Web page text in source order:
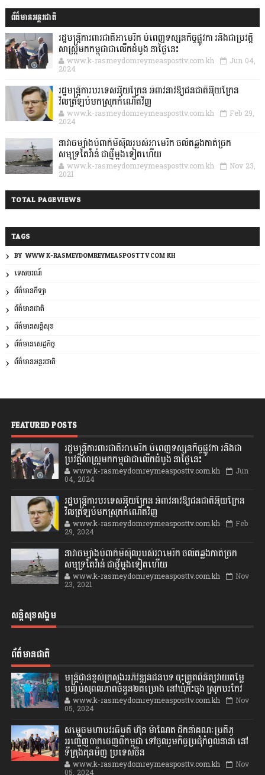
ព័ត៌មានអន្តរជាតិ
រដ្ឋមន្រ្តីការពារជាតិអាមេរិក បំពេញទស្សនកិច្ចផ្លូវកា រនិងជាប្រវត្តិ
សាស្រ្តមកកម្ពុជាជាលើកដំបូង នាថ្ងៃនេះ
www.k-rasmeydomreymeasposttv.com.kh Jun 04,
2024
រដ្ឋមន្ត្រីការបរទេសអ៊ុយក្រែន អំពាវនាវឱ្យជនជាតិអ៊ុយក្រែន
វិលត្រឡប់មកស្រុកកំណើតវិញ
www.k-rasmeydomreymeasposttv.com.kh Feb 29,
2024
នាវាចម្បាំងបំពាក់មីស៊ីលរបស់អាមេរិក ចល័តឆ្លងកាត់ច្រក
សមុទ្រតៃវ៉ាន់ ជាថ្មីម្តងទៀតហើយ
www.k-rasmeydomreymeasposttv.com.kh Nov 23,
2021
TOTAL PAGEVIEWS
TAGS
BY: WWW.K-RASMEYDOMREYMEASPOSTTV.COM.KH
ទេសចរណ៍
ព័ត៌មានកីឡា
ព័ត៌មានជាតិ
ព័ត៌មានសន្តិសុខ
ព័ត៌មានសេដ្ឋកិច្ច
ព័ត៌មានអន្តរជាតិ
FEATURED POSTS
រដ្ឋមន្រ្តីការពារជាតិអាមេរិក បំពេញទស្សនកិច្ចផ្លូវកា រនិងជា
ប្រវត្តិសាស្រ្តមកកម្ពុជាជាលើកដំបូង នាថ្ងៃនេះ
www.k-rasmeydomreymeasposttv.com.kh Jun
04, 2024
រដ្ឋមន្ត្រីការបរទេសអ៊ុយក្រែន អំពាវនាវឱ្យជនជាតិអ៊ុយក្រែន
វិលត្រឡប់មកស្រុកកំណើតវិញ
www.k-rasmeydomreymeasposttv.com.kh Feb
29, 2024
នាវាចម្បាំងបំពាក់មីស៊ីលរបស់អាមេរិក ចល័តឆ្លងកាត់ច្រក
សមុទ្រតៃវ៉ាន់ ជាថ្មីម្តងទៀតហើយ
www.k-rasmeydomreymeasposttv.com.kh Nov
23, 2021
សន្តិសុខសង្គម
ព័ត៌មានជាតិ
មន្ត្រីជាន់ខ្ពស់ក្រសួងអភិវឌ្ឍន៍ជនបទ ចុះត្រួតពិនិត្យវាយតម្លៃ
បញ្ចប់សុពលភាពចំនួន២គម្រោង នៅឃុំកិះចុង ស្រុកបរកែវ
www.k-rasmeydomreymeasposttv.com.kh Nov
05, 2024
សម្តេចមហាបវរធិបតី ហ៊ុន ម៉ាណែត ដឹកនាំគណៈប្រតិភូ
អញ្ជើញចាកចេញពីកម្ពុជា ទៅចូលរួមកិច្ចប្រជុំកំពូលនានា នៅ
ទីក្រុងគុនមិញ ប្រទេសចិន
www.k-rasmeydomreymeasposttv.com.kh Nov